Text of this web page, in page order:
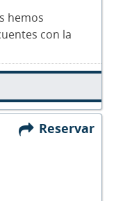
hemos
con la
Reservar